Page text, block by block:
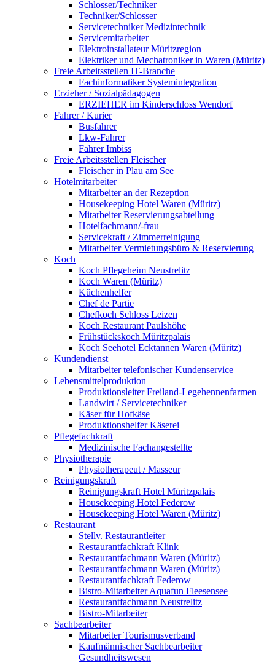
Schlosser/Techniker
Techniker/Schlosser
Servicetechniker Medizintechnik
Servicemitarbeiter
Elektroinstallateur Müritzregion
Elektriker und Mechatroniker in Waren (Müritz)
Freie Arbeitsstellen IT-Branche
Fachinformatiker Systemintegration
Erzieher / Sozialpädagogen
ERZIEHER im Kinderschloss Wendorf
Fahrer / Kurier
Busfahrer
Lkw-Fahrer
Fahrer Imbiss
Freie Arbeitsstellen Fleischer
Fleischer in Plau am See
Hotelmitarbeiter
Mitarbeiter an der Rezeption
Housekeeping Hotel Waren (Müritz)
Mitarbeiter Reservierungsabteilung
Hotelfachmann/-frau
Servicekraft / Zimmerreinigung
Mitarbeiter Vermietungsbüro & Reservierung
Koch
Koch Pflegeheim Neustrelitz
Koch Waren (Müritz)
Küchenhelfer
Chef de Partie
Chefkoch Schloss Leizen
Koch Restaurant Paulshöhe
Frühstückskoch Müritzpalais
Koch Seehotel Ecktannen Waren (Müritz)
Kundendienst
Mitarbeiter telefonischer Kundenservice
Lebensmittelproduktion
Produktionsleiter Freiland-Legehennenfarmen
Landwirt / Servicetechniker
Käser für Hofkäse
Produktionshelfer Käserei
Pflegefachkraft
Medizinische Fachangestellte
Physiotherapie
Physiotherapeut / Masseur
Reinigungskraft
Reinigungskraft Hotel Müritzpalais
Housekeeping Hotel Federow
Housekeeping Hotel Waren (Müritz)
Restaurant
Stellv. Restaurantleiter
Restaurantfachkraft Klink
Restaurantfachmann Waren (Müritz)
Restaurantfachmann Waren (Müritz)
Restaurantfachkraft Federow
Bistro-Mitarbeiter Aquafun Fleesensee
Restaurantfachmann Neustrelitz
Bistro-Mitarbeiter
Sachbearbeiter
Mitarbeiter Tourismusverband
Kaufmännischer Sachbearbeiter
Gesundheitswesen